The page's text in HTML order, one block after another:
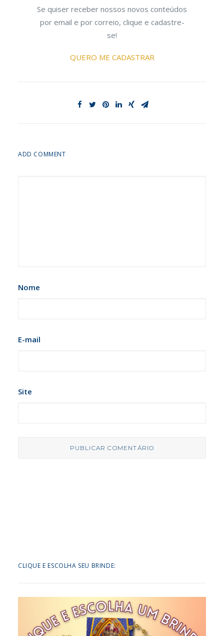
Se quiser receber nossos novos conteúdos
por email e por correio, clique e cadastre-
se!
QUERO ME CADASTRAR
ADD COMMENT
Nome
E-mail
Site
CLIQUE E ESCOLHA SEU BRINDE: